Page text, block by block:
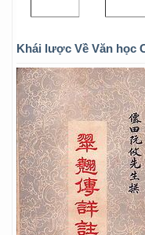
Khái lược Về Văn học